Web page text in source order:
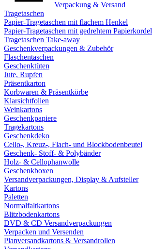
Verpackung & Versand
Tragetaschen
Papier-Tragetaschen mit flachem Henkel
Papier-Tragetaschen mit gedrehtem Papierkordel
Tragetaschen Take-away
Geschenkverpackungen & Zubehör
Flaschentaschen
Geschenktüten
Jute, Rupfen
Präsentkarton
Korbwaren & Präsentkörbe
Klarsichtfolien
Weinkartons
Geschenkpapiere
Tragekartons
Geschenkdeko
Cello-, Kreuz-, Flach- und Blockbodenbeutel
Geschenk- Stoff- & Polybänder
Holz- & Cellophanwolle
Geschenkboxen
Versandverpackungen, Display & Aufsteller
Kartons
Paletten
Normalfaltkartons
Blitzbodenkartons
DVD & CD Versandverpackungen
Verpacken und Versenden
Planversandkartons & Versandrollen